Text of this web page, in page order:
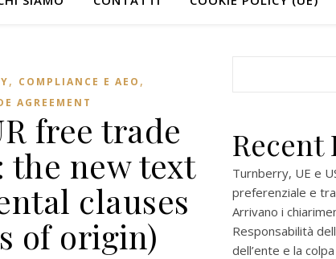
, COMPLIANCE E AEO ,
AGREEMENT
free trade
the new text
clauses
of origin)
Recent
Turnberry, UE e
preferenziale e
Arrivano i
Responsabilità
dell’ente e la